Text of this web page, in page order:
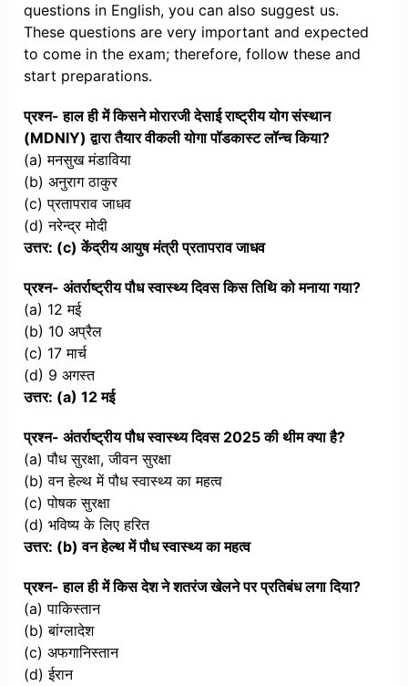
questions in English, you can also suggest us.
These questions are very important and expected
to come in the exam; therefore, follow these and
start preparations.
प्रश्न- हाल ही में किसने मोरारजी देसाई राष्ट्रीय योग संस्थान
(MDNIY) द्वारा तैयार वीकली योगा पॉडकास्ट लॉन्च किया?
(a) मनसुख मंडाविया
(b) अनुराग ठाकुर
(c) प्रतापराव जाधव
(d) नरेन्द्र मोदी
उत्तर: (c) केंद्रीय आयुष मंत्री प्रतापराव जाधव
प्रश्न- अंतर्राष्ट्रीय पौध स्वास्थ्य दिवस किस तिथि को मनाया गया?
(a) 12 मई
(b) 10 अप्रैल
(c) 17 मार्च
(d) 9 अगस्त
उत्तर: (a) 12 मई
प्रश्न- अंतर्राष्ट्रीय पौध स्वास्थ्य दिवस 2025 की थीम क्या है?
(a) पौध सुरक्षा, जीवन सुरक्षा
(b) वन हेल्थ में पौध स्वास्थ्य का महत्व
(c) पोषक सुरक्षा
(d) भविष्य के लिए हरित
उत्तर: (b) वन हेल्थ में पौध स्वास्थ्य का महत्व
प्रश्न- हाल ही में किस देश ने शतरंज खेलने पर प्रतिबंध लगा दिया?
(a) पाकिस्तान
(b) बांग्लादेश
(c) अफगानिस्तान
(d) ईरान